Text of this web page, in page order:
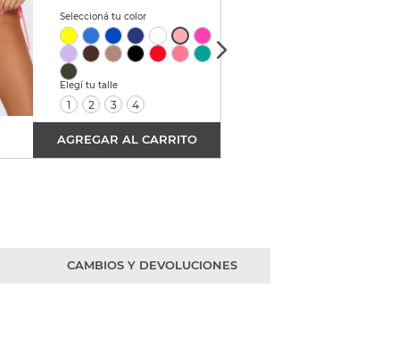
1 2 3 4
AGREGAR AL CARRITO
CAMBIOS Y DEVOLUCIONES